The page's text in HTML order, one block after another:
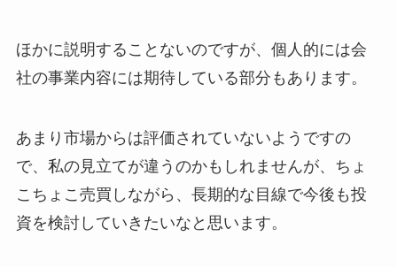
ほかに説明することないのですが、個人的には会
社の事業内容には期待している部分もあります。
あまり市場からは評価されていないようですの
で、私の見立てが違うのかもしれませんが、ちょ
こちょこ売買しながら、長期的な目線で今後も投
資を検討していきたいなと思います。